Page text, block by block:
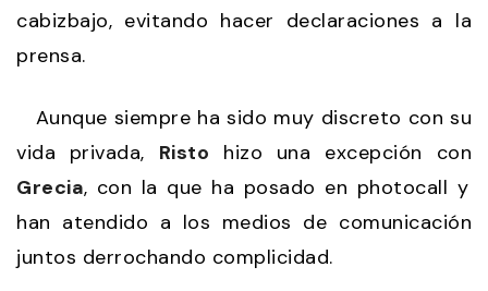
cabizbajo, evitando hacer declaraciones a la
prensa.
Aunque siempre ha sido muy discreto con su
vida privada, Risto hizo una excepción con
Grecia, con la que ha posado en photocall y
han atendido a los medios de comunicación
juntos derrochando complicidad.